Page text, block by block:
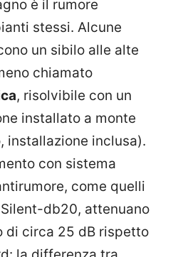
è il rumore
stessi. Alcune
un sibilo alle alte
chiamato
, risolvibile con un
installato a monte
installazione inclusa).
con sistema
come quelli
db20, attenuano
di circa 25 dB rispetto